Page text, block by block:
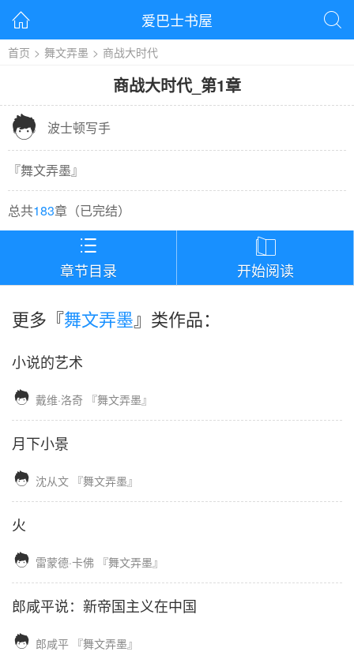
 爱巴士书屋 
首页 > 舞文弄墨 > 商战大时代
商战大时代_ 第1章
 波士顿写手
『舞文弄墨』
总共183章（已完结）

章节目录

开始阅读
更多『舞文弄墨』类作品：
小说的艺术
 戴维·洛奇 『舞文弄墨』
月下小景
 沈从文 『舞文弄墨』
火
 雷蒙德·卡佛 『舞文弄墨』
郎咸平说：新帝国主义在中国
 郎咸平 『舞文弄墨』